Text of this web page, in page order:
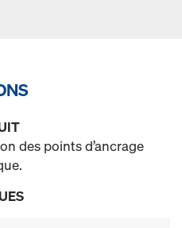
des points d’ancrage